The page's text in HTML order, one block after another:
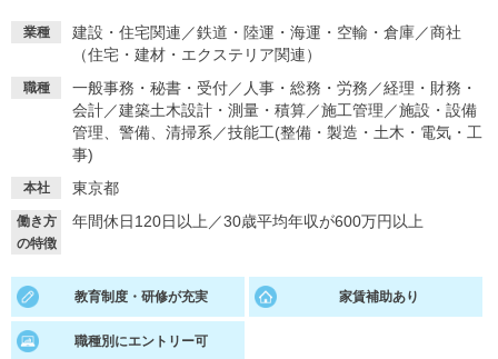
採用情報を探す
説明会を探す
インターンを探す
イベントを探す スカウト お知らせ
就活ノウハウ・サポート
適職診断
あなたに合う仕事を診断！
就活チャンネル
業種 建設・住宅関連 ／鉄道・陸運・海運・空輸・倉庫／商社
（住宅・建材・エクステリア関連）
職種 一般事務・秘書・受付／ 人事・総務・労務 ／経理・財務・
会計／建築土木設計・測量・積算／施工管理 ／施設・設備
管理、警備、清掃系 ／技能工(整備・製造・土木・電気・工
事)
本社 東京都
働き方
の特徴
年間休日120日以上 ／30歳平均年収が600万円以上
教育制度・研修が充実 家賃補助あり
職種別にエントリー可